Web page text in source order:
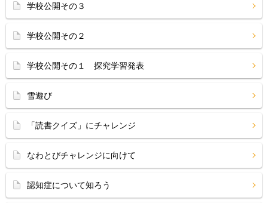
学校公開その３
学校公開その２
学校公開その１ 探究学習発表
雪遊び
「読書クイズ」にチャレンジ
なわとびチャレンジに向けて
認知症について知ろう